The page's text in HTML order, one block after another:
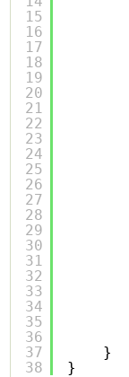
15
16
17
18
19
20
21
22
23
24
25
26
27
28
29
30
31
32
33
34
35
36
37
38
}
}